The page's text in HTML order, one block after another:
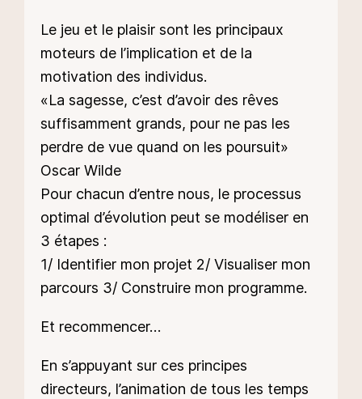
Le jeu et le plaisir sont les principaux
moteurs de l’implication et de la
motivation des individus.
«La sagesse, c’est d’avoir des rêves
suffisamment grands, pour ne pas les
perdre de vue quand on les poursuit»
Oscar Wilde
Pour chacun d’entre nous, le processus
optimal d’évolution peut se modéliser en
3 étapes :
1/ Identifier mon projet 2/ Visualiser mon
parcours 3/ Construire mon programme.
Et recommencer…
En s’appuyant sur ces principes
directeurs, l’animation de tous les temps